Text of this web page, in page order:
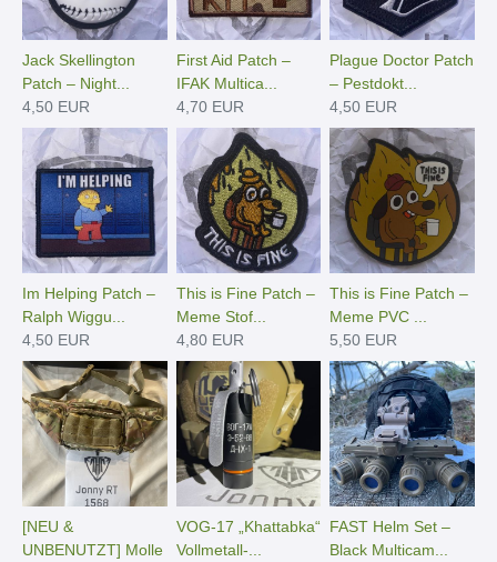
Jack Skellington
Patch – Night...
4,50 EUR
First Aid Patch –
IFAK Multica...
4,70 EUR
Plague Doctor Patch
– Pestdokt...
4,50 EUR
Im Helping Patch –
Ralph Wiggu...
4,50 EUR
This is Fine Patch –
Meme Stof...
4,80 EUR
This is Fine Patch –
Meme PVC ...
5,50 EUR
[NEU &
UNBENUTZT] Molle
VOG-17 „Khattabka“
Vollmetall-...
FAST Helm Set –
Black Multicam...